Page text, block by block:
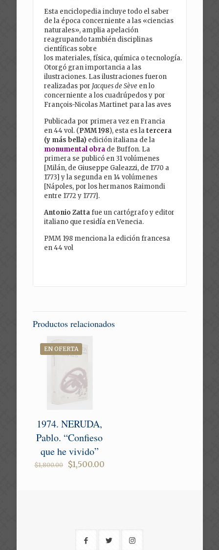
Esta enciclopedia incluye todo el saber
de la época concerniente a las «ciencias
naturales», amplia apelación
reagrupando también disciplinas
científicas sobre
los materiales, física, química o tecnología.
Otorgó gran importancia a las
ilustraciones. Las ilustraciones fueron
realizadas por Jacques de Sève en lo
concerniente a los cuadrúpedos y por
François-Nicolas Martinet para las aves
Publicada por primera vez en Francia
en 44 vol. (PMM 198), esta es latercera
(y más bella) edición italiana de la
monumental obra de Buffon. La
primera se publicó en 31 volúmenes
[Milán, de Giuseppe Galeazzi, de 1770 a
1773] y la segunda en 14 volúmenes
[Nápoles, por los hermanos Raimondi
entre 1772 y 1777].
Antonio Zattafue un cartógrafo y editor
italiano que residía en Venecia.
PMM 198 menciona la edición francesa
en 44 vol
Productos relacionados
EN OFERTA
1974. NERUDA,
Pablo. “Confieso
que he vivido”
$1,800.00
Original
$1,500.00